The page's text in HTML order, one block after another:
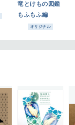
竜とけもの図鑑
もふもふ編
オリジナル